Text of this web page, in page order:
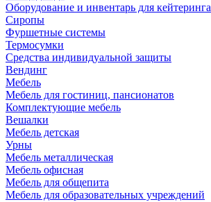
Оборудование и инвентарь для кейтеринга
Сиропы
Фуршетные системы
Термосумки
Средства индивидуальной защиты
Вендинг
Мебель
Мебель для гостиниц, пансионатов
Комплектующие мебель
Вешалки
Мебель детская
Урны
Мебель металлическая
Мебель офисная
Мебель для общепита
Мебель для образовательных учреждений